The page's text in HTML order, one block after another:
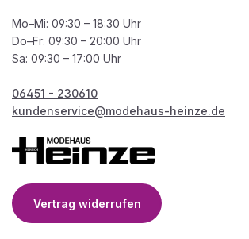
Mo–Mi: 09:30 – 18:30 Uhr
Do–Fr: 09:30 – 20:00 Uhr
Sa: 09:30 – 17:00 Uhr
06451 - 230610
kundenservice@modehaus-heinze.de
Vertrag widerrufen